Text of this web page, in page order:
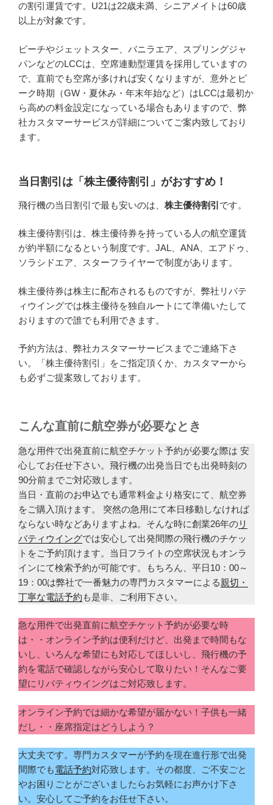
の割引運賃です。U21は22歳未満、シニアメイトは60歳
以上が対象です。
ピーチやジェットスター、バニラエア、スプリングジャ
パンなどのLCCは、空席連動型運賃を採用していますの
で、直前でも空席が多ければ安くなりますが、意外とピ
ーク時期（GW・夏休み・年末年始など）はLCCは最初か
ら高めの料金設定になっている場合もありますので、弊
社カスタマーサービスが詳細についてご案内致しており
ます。
当日割引は「株主優待割引」がおすすめ！
飛行機の当日割引で最も安いのは、 株主優待割引 です。
株主優待割引は、株主優待券を持っている人の航空運賃
が約半額になるという制度です。JAL、ANA、エアドゥ、
ソラシドエア、スターフライヤーで制度があります。
株主優待券は株主に配布されるものですが、弊社リバテ
ィウイングでは株主優待を独自ルートにて準備いたして
おりますので誰でも利用できます。
予約方法は、弊社カスタマーサービスまでご連絡下さ
い。「株主優待割引」をご指定頂くか、カスタマーから
も必ずご提案致しております。
こんな直前に航空券が必要なとき
急な用件で出発直前に航空チケット予約が必要な際は 安
心してお任せ下さい。飛行機の出発当日でも出発時刻の
90分前までご対応致します。
当日・直前のお申込でも通常料金より格安にて、航空券
をご購入頂けます。 突然の急用にて本日移動しなければ
ならない時などありますよね。そんな時に創業26年のリ
バティウイングでは安心して出発間際の飛行機のチケッ
トをご予約頂けます。当日フライトの空席状況もオンラ
インにて検索予約が可能です。もちろん、平日10：00～
19：00は弊社で一番魅力の専門カスタマーによる親切・
丁寧な電話予約 も是非、ご利用下さい。
急な用件で出発直前に航空チケット予約が必要な時
は・・オンライン予約は便利だけど、出発まで時間もな
いし、いろんな希望にも対応してほしいし、飛行機の予
約を電話で確認しながら安心して取りたい！そんなご要
望にリバティウイングはご対応致します。
オンライン予約では細かな希望が届かない！子供も一緒
だし・・座席指定はどうしよう？
大丈夫です。専門カスタマーが予約を現在進行形で出発
間際でも電話予約対応致します。その都度、ご不安ごと
やお困りごとがございましたらお気軽にお声かけ下さ
い。安心してご予約をお任せ下さい。